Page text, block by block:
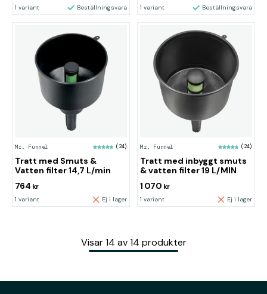
1 variant Beställningsvara 1 variant Beställningsvara
Mr. Funnel (24)
Tratt med Smuts &
Vatten filter 14,7 L/min
764 kr
1 variant Ej i lager
Mr. Funnel (24)
Tratt med inbyggt smuts
& vatten filter 19 L/MIN
1 070 kr
1 variant Ej i lager
Visar 14 av 14 produkter